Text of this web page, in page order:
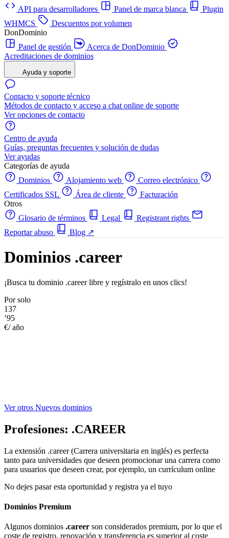
API para desarrolladores
Panel de marca blanca
Plugin
WHMCS
Descuentos por volumen
DonDominio
Panel de gestión
Acerca de DonDominio
Acreditaciones de dominios
Ayuda y soporte
Contacto y soporte técnico
Métodos de contacto y acceso a chat online de soporte
Ver opciones de contacto
Centro de ayuda
Guías, preguntas frecuentes y solución de dudas
Ver ayudas
Categorías de ayuda
Dominios
Alojamiento web
Correo electrónico
Certificados SSL
Área de cliente
Facturación
Otros
Glosario de términos
Legal
Registrant rights
Reportar abuso
Blog ↗
Dominios .career
¡Busca tu dominio .career libre y regístralo en unos clics!
Por solo
137
’95
€/ año
Ver otros Nuevos dominios
Profesiones: .CAREER
La extensión .career (Carrera universitaria en inglés) es perfecta
tanto para universidades que deseen promocionar una carrera como
para usuarios que deseen crear, por ejemplo, un currículum online
No dejes pasar esta oportunidad y registra ya el tuyo
Dominios Premium
Algunos dominios .career son considerados premium, por lo que el
coste de registro, renovación y transferencia es superior al coste